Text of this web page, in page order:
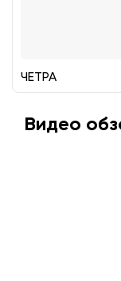
ЧЕТРА
Видео